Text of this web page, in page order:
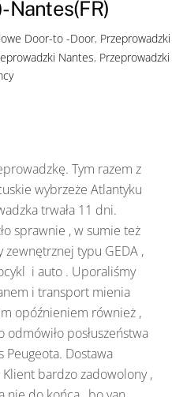
Nantes(FR)
Door-to -Door, Przeprowadzki
Nantes, Przeprowadzki
Tym razem z
wybrzeże Atlantyku
trwała 11 dni.
sprawnie , w sumie też
typu GEDA ,
i auto . Uporaliśmy
i transport mienia
opóźnieniem również ,
posłuszeństwa
Peugeota. Dostawa
bardzo zadowolony ,